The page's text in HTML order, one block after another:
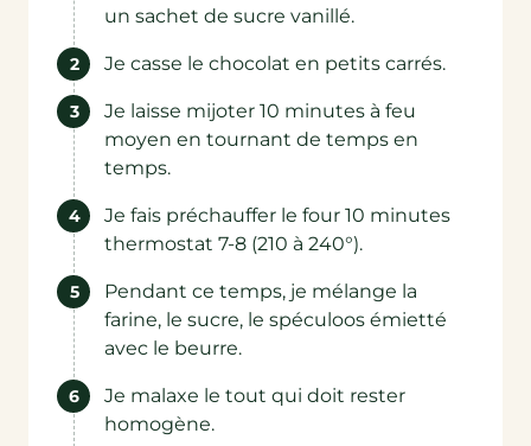
un sachet de sucre vanillé.
Je casse le chocolat en petits carrés.
Je laisse mijoter 10 minutes à feu
moyen en tournant de temps en
temps.
Je fais préchauffer le four 10 minutes
thermostat 7-8 (210 à 240°).
Pendant ce temps, je mélange la
farine, le sucre, le spéculoos émietté
avec le beurre.
Je malaxe le tout qui doit rester
homogène.